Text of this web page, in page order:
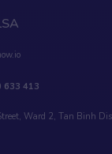
633 413
Ward 2, Tan Binh